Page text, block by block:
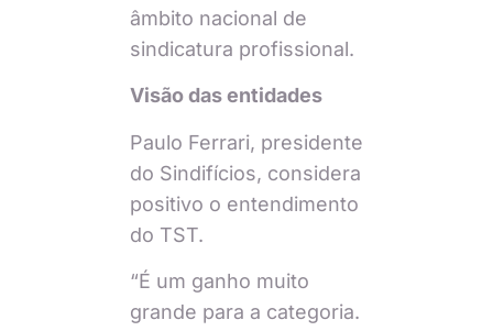
âmbito nacional de
sindicatura profissional.
Visão das entidades
Paulo Ferrari, presidente
do Sindifícios, considera
positivo o entendimento
do TST.
“É um ganho muito
grande para a categoria.